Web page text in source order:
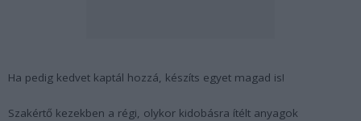
Ha pedig kedvet kaptál hozzá, készíts egyet magad is!
Szakértő kezekben a régi, olykor kidobásra ítélt anyagok